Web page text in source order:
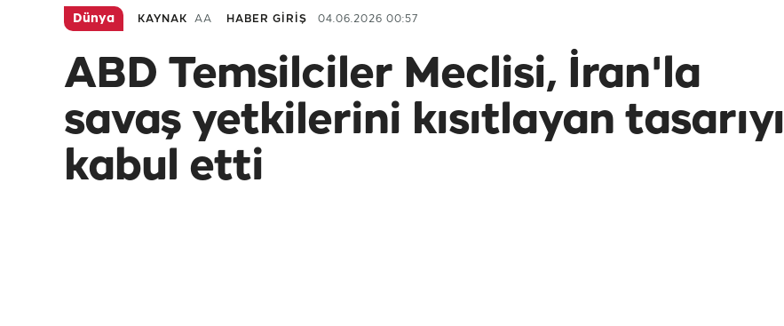
Dünya KAYNAK AA HABER GİRİŞ 04.06.2026 00:57
ABD Temsilciler Meclisi, İran'la
savaş yetkilerini kısıtlayan tasarıyı
kabul etti